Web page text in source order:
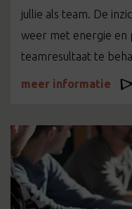
jullie als team. De
weer met energie en
teamresultaat te
meer informatie